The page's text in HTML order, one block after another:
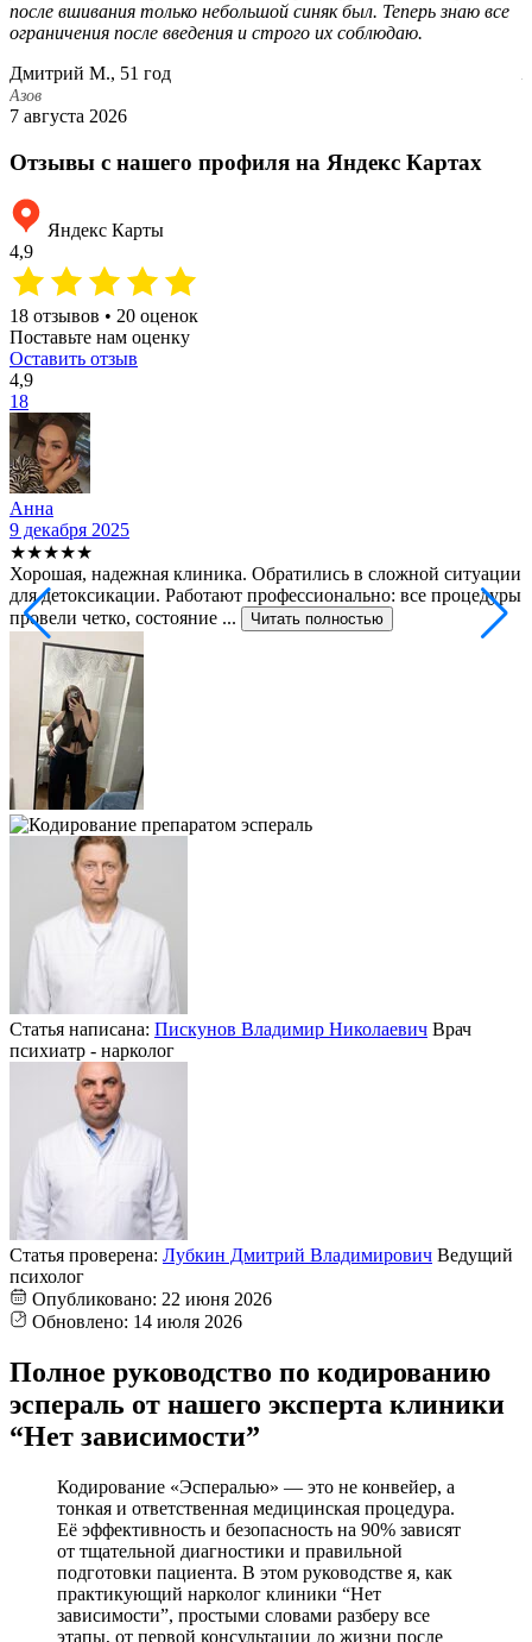
после вшивания только небольшой синяк был. Теперь знаю все
ограничения после введения и строго их соблюдаю.
Дмитрий М., 51 год
Азов
7 августа 2026
Отзывы с нашего профиля на Яндекс Картах
Яндекс Карты
4,9
18 отзывов • 20 оценок
Поставьте нам оценку
Оставить отзыв
4,9
18
Анна
9 декабря 2025
★★★★★
Хорошая, надежная клиника. Обратились в сложной ситуации
для детоксикации. Работают профессионально: все процедуры
провели четко, состояние ...
Читать полностью
Статья написана: Пискунов Владимир Николаевич Врач
психиатр - нарколог
Статья проверена: Лубкин Дмитрий Владимирович Ведущий
психолог
Опубликовано: 22 июня 2026
Обновлено: 14 июля 2026
Полное руководство по кодированию
эспераль от нашего эксперта клиники
“Нет зависимости”
Кодирование «Эспералью» — это не конвейер, а
тонкая и ответственная медицинская процедура.
Её эффективность и безопасность на 90% зависят
от тщательной диагностики и правильной
подготовки пациента. В этом руководстве я, как
практикующий нарколог клиники “Нет
зависимости”, простыми словами разберу все
этапы, от первой консультации до жизни после